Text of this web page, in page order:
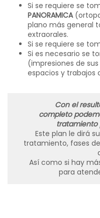
Si se requiere se
PANORAMICA
plano más general
extraorales.
Si se requiere se
Si es necesario se
(impresiones de
espacios y trabajos
Con el
completo
tratamiento
Este plan le dirá
tratamiento, fases
Así como si hay
para